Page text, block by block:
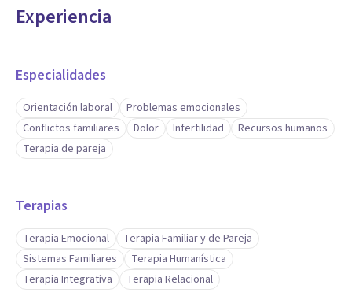
Experiencia
Especialidades
Orientación laboral
Problemas emocionales
Conflictos familiares
Dolor Infertilidad
Recursos humanos
Terapia de pareja
Terapias
Terapia Emocional
Terapia Familiar y de Pareja
Sistemas Familiares
Terapia Humanística
Terapia Integrativa
Terapia Relacional